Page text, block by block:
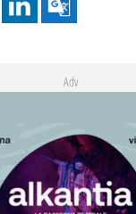
Adv